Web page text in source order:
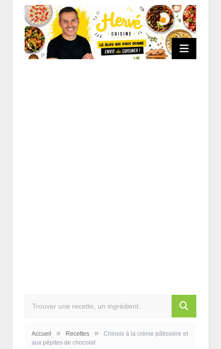
Accueil » Recettes »
Chinois à la crème pâtissière et
aux pépites de chocolat